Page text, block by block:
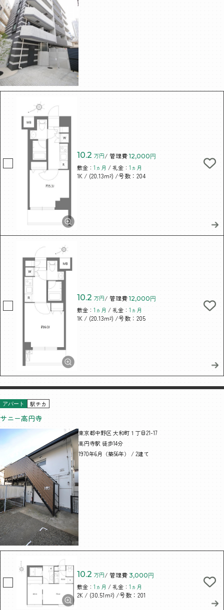
10.2 万円/ 管理費 12,000円
敷金：1ヵ月 / 礼金：1ヵ月
1K / (20.13m²) /号数：204
10.2 万円/ 管理費 12,000円
敷金：1ヵ月 / 礼金：1ヵ月
1K / (20.13m²) /号数：205
アパート 駅チカ
サニー高円寺
東京都中野区 大和町１丁目21-17
高円寺駅 徒歩14分
1970年6月（築56年） / 2建て
10.2 万円/ 管理費 3,000円
敷金：1ヵ月 / 礼金：1ヵ月
2K / (30.51m²) /号数：201